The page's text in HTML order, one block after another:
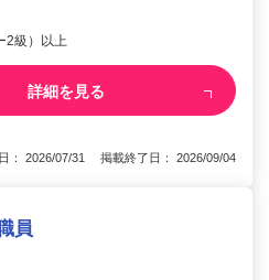
2級）以上
詳細を見る
： 2026/07/31 掲載終了日： 2026/09/04
員